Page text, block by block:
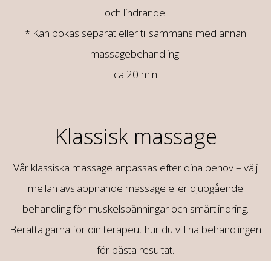
och lindrande.
* Kan bokas separat eller tillsammans med annan
massagebehandling.
ca 20 min
Klassisk massage
Vår klassiska massage anpassas efter dina behov – välj
mellan avslappnande massage eller djupgående
behandling för muskelspänningar och smärtlindring.
Berätta gärna för din terapeut hur du vill ha behandlingen
för bästa resultat.